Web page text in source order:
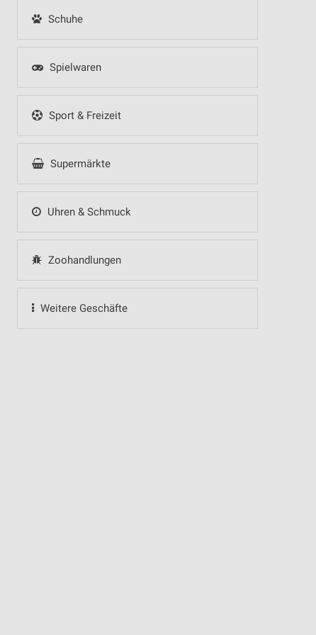
Schuhe
Spielwaren
Sport & Freizeit
Supermärkte
Uhren & Schmuck
Zoohandlungen
Weitere Geschäfte